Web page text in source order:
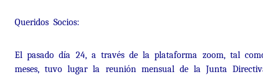
Queridos Socios:
El pasado día 24, a través de la plataforma zoom, tal
meses, tuvo lugar la reunión mensual de la Junta